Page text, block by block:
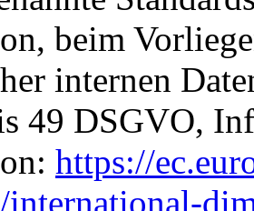
beim
internen
49 DSGVO,
https://